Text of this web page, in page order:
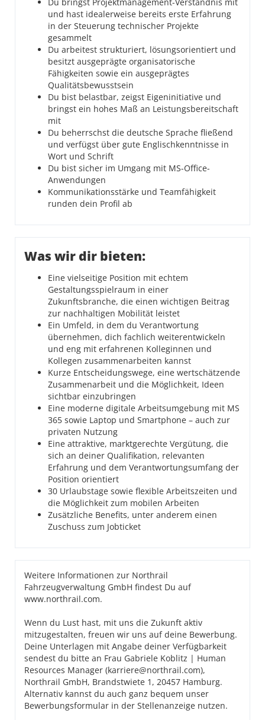
und hast idealerweise bereits erste Erfahrung
in der Steuerung technischer Projekte
gesammelt
Du arbeitest strukturiert, lösungsorientiert und
besitzt ausgeprägte organisatorische
Fähigkeiten sowie ein ausgeprägtes
Qualitätsbewusstsein
Du bist belastbar, zeigst Eigeninitiative und
bringst ein hohes Maß an Leistungsbereitschaft
mit
Du beherrschst die deutsche Sprache fließend
und verfügst über gute Englischkenntnisse in
Wort und Schrift
Du bist sicher im Umgang mit MS-Office-
Anwendungen
Kommunikationsstärke und Teamfähigkeit
runden dein Profil ab
Was wir dir bieten:
Eine vielseitige Position mit echtem
Gestaltungsspielraum in einer
Zukunftsbranche, die einen wichtigen Beitrag
zur nachhaltigen Mobilität leistet
Ein Umfeld, in dem du Verantwortung
übernehmen, dich fachlich weiterentwickeln
und eng mit erfahrenen Kolleginnen und
Kollegen zusammenarbeiten kannst
Kurze Entscheidungswege, eine wertschätzende
Zusammenarbeit und die Möglichkeit, Ideen
sichtbar einzubringen
Eine moderne digitale Arbeitsumgebung mit MS
365 sowie Laptop und Smartphone – auch zur
privaten Nutzung
Eine attraktive, marktgerechte Vergütung, die
sich an deiner Qualifikation, relevanten
Erfahrung und dem Verantwortungsumfang der
Position orientiert
30 Urlaubstage sowie flexible Arbeitszeiten und
die Möglichkeit zum mobilen Arbeiten
Zusätzliche Benefits, unter anderem einen
Zuschuss zum Jobticket
Weitere Informationen zur Northrail
Fahrzeugverwaltung GmbH findest Du auf
www.northrail.com.
Wenn du Lust hast, mit uns die Zukunft aktiv
mitzugestalten, freuen wir uns auf deine Bewerbung.
Deine Unterlagen mit Angabe deiner Verfügbarkeit
sendest du bitte an Frau Gabriele Koblitz | Human
Resources Manager (karriere@northrail.com),
Northrail GmbH, Brandstwiete 1, 20457 Hamburg.
Alternativ kannst du auch ganz bequem unser
Bewerbungsformular in der Stellenanzeige nutzen.